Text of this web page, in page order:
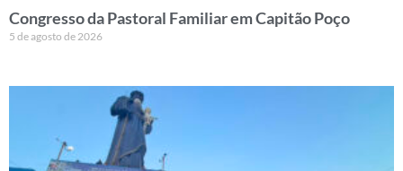
Congresso da Pastoral Familiar em Capitão Poço
5 de agosto de 2026